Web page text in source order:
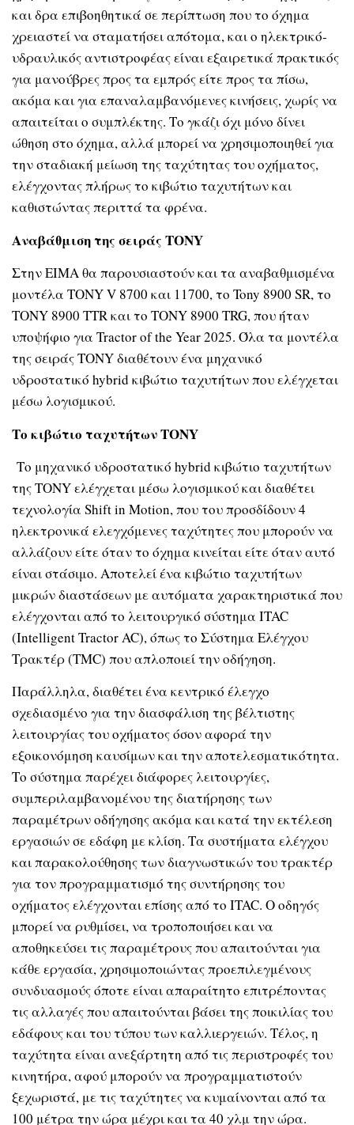
και δρα επιβοηθητικά σε περίπτωση που το όχημα
χρειαστεί να σταματήσει απότομα, και ο ηλεκτρικό-
υδραυλικός αντιστροφέας είναι εξαιρετικά πρακτικός
για μανούβρες προς τα εμπρός είτε προς τα πίσω,
ακόμα και για επαναλαμβανόμενες κινήσεις, χωρίς να
απαιτείται ο συμπλέκτης. Το γκάζι όχι μόνο δίνει
ώθηση στο όχημα, αλλά μπορεί να χρησιμοποιηθεί για
την σταδιακή μείωση της ταχύτητας του οχήματος,
ελέγχοντας πλήρως το κιβώτιο ταχυτήτων και
καθιστώντας περιττά τα φρένα.
Αναβάθμιση της σειράς TONY
Στην EIMA θα παρουσιαστούν και τα αναβαθμισμένα
μοντέλα TONY V 8700 και 11700, το Tony 8900 SR, το
TONY 8900 TTR και το TONY 8900 TRG, που ήταν
υποψήφιο για Tractor of the Year 2025. Όλα τα μοντέλα
της σειράς TONY διαθέτουν ένα μηχανικό
υδροστατικό hybrid κιβώτιο ταχυτήτων που ελέγχεται
μέσω λογισμικού.
Το κιβώτιο ταχυτήτωνTONY
Το μηχανικό υδροστατικό hybrid κιβώτιο ταχυτήτων
της TONY ελέγχεται μέσω λογισμικού και διαθέτει
τεχνολογία Shift in Motion, που του προσδίδουν 4
ηλεκτρονικά ελεγχόμενες ταχύτητες που μπορούν να
αλλάζουν είτε όταν το όχημα κινείται είτε όταν αυτό
είναι στάσιμο. Αποτελεί ένα κιβώτιο ταχυτήτων
μικρών διαστάσεων με αυτόματα χαρακτηριστικά που
ελέγχονται από το λειτουργικό σύστημα ITAC
(Intelligent Tractor AC), όπως το Σύστημα Ελέγχου
Τρακτέρ (TMC) που απλοποιεί την οδήγηση.
Παράλληλα, διαθέτει ένα κεντρικό έλεγχο
σχεδιασμένο για την διασφάλιση της βέλτιστης
λειτουργίας του οχήματος όσον αφορά την
εξοικονόμηση καυσίμων και την αποτελεσματικότητα.
Το σύστημα παρέχει διάφορες λειτουργίες,
συμπεριλαμβανομένου της διατήρησης των
παραμέτρων οδήγησης ακόμα και κατά την εκτέλεση
εργασιών σε εδάφη με κλίση. Τα συστήματα ελέγχου
και παρακολούθησης των διαγνωστικών του τρακτέρ
για τον προγραμματισμό της συντήρησης του
οχήματος ελέγχονται επίσης από το ITAC. Ο οδηγός
μπορεί να ρυθμίσει, να τροποποιήσει και να
αποθηκεύσει τις παραμέτρους που απαιτούνται για
κάθε εργασία, χρησιμοποιώντας προεπιλεγμένους
συνδυασμούς όποτε είναι απαραίτητο επιτρέποντας
τις αλλαγές που απαιτούνται βάσει της ποικιλίας του
εδάφους και του τύπου των καλλιεργειών. Τέλος, η
ταχύτητα είναι ανεξάρτητη από τις περιστροφές του
κινητήρα, αφού μπορούν να προγραμματιστούν
ξεχωριστά, με τις ταχύτητες να κυμαίνονται από τα
100 μέτρα την ώρα μέχρι και τα 40 χλμ την ώρα.